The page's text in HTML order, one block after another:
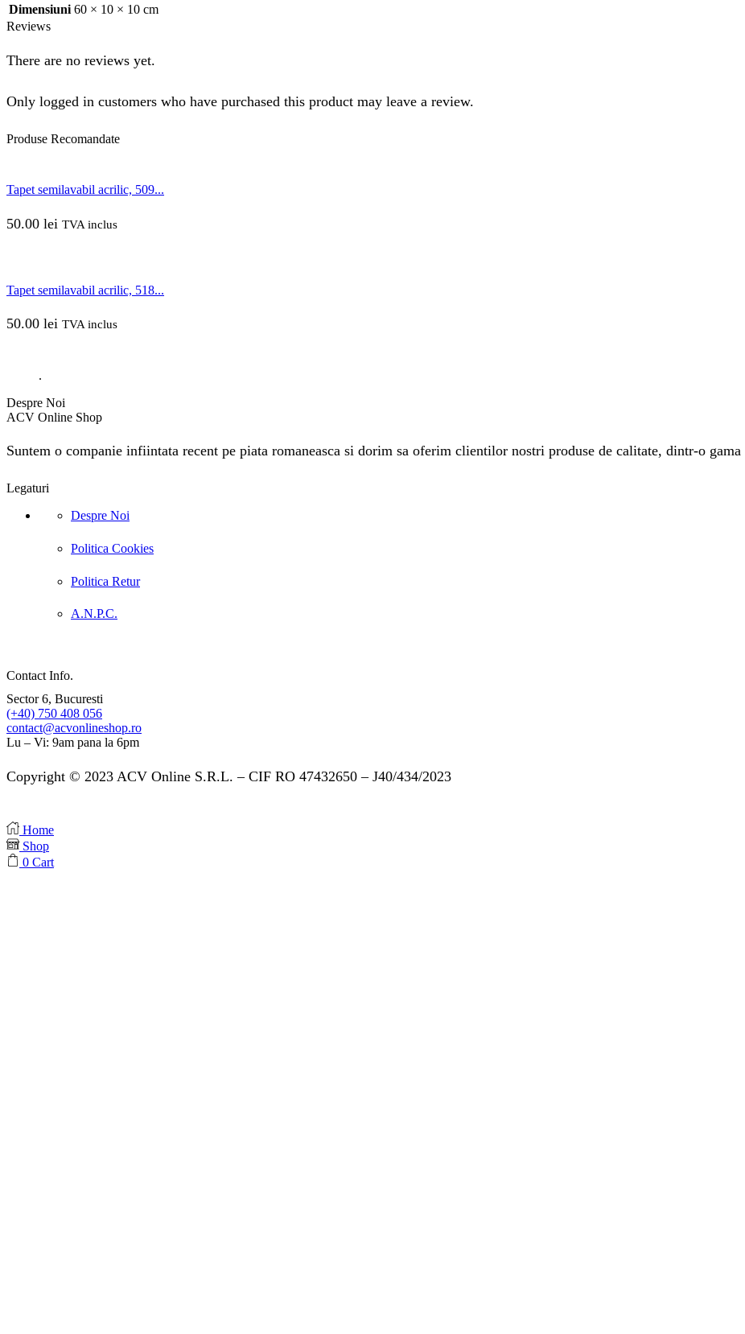
Dimensiuni 60 × 10 × 10 cm
Reviews
There are no reviews yet.
Only logged in customers who have purchased this product may leave a review.
Produse Recomandate
Tapet semilavabil acrilic, 509...
50.00 lei TVA inclus
Tapet semilavabil acrilic, 518...
50.00 lei TVA inclus
.
Despre Noi
ACV Online Shop
Suntem o companie infiintata recent pe piata romaneasca si dorim sa oferim clientilor nostri produse de calitate, dintr-o
Legaturi
Despre Noi
Politica Cookies
Politica Retur
A.N.P.C.
Contact Info.
Sector 6, Bucuresti
(+40) 750 408 056
contact@acvonlineshop.ro
Lu – Vi: 9am pana la 6pm
Copyright © 2023 ACV Online S.R.L. – CIF RO 47432650 – J40/434/2023
Home
Shop
0 Cart